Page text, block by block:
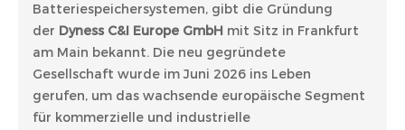
Batteriespeichersystemen, gibt die Gründung
der Dyness C&I Europe GmbH mit Sitz in Frankfurt
am Main bekannt. Die neu gegründete
Gesellschaft wurde im Juni 2026 ins Leben
gerufen, um das wachsende europäische Segment
für kommerzielle und industrielle